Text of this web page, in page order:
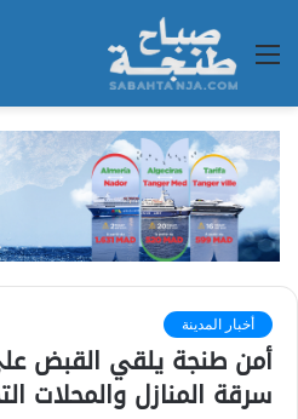
القائمة
أخبار المدينة
أمن طنجة يلقي القبض
سرقة المنازل والمحلات